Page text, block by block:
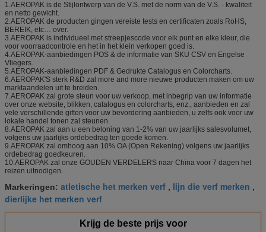
1.AEROPAK is de Stijlontwerp van de V.S. met de norm van de V.S. - kwaliteit
en netto gewicht.
2.AEROPAK de producten gingen vereiste tests en certificaten zoals RoHS,
BEREIK, etc… over.
3.AEROPAK is individueel met streepjescode voor elk punt en elke kleur, die
voor voorraadcontrole en het in het klein verkopen goed is.
4.AEROPAK-aanbiedingen POS & de informatie van SKU CSV en Engelse
Vliegers.
5.AEROPAK-aanbiedingen PDF & Gedrukte Catalogus en Colorcharts.
6.AEROPAK'S sterk R&D zal more and more nieuwe producten maken om uw
marktaandelen uit te breiden.
7.AEROPAK zal grote steun voor uw verkoop, met inbegrip van uw informatie
over onze website, blikken, catalogus en colorcharts, enz., aanbieden en zal
vele verschillende giften voor uw bevordering aanbieden, u zelfs ook voor uw
lokale handel tonen zal steunen.
8.AEROPAK zal aan u een beloning van 1-2% van uw jaarlijks salesvolumet,
volgens uw jaarlijks ordebedrag ten goede komen.
9.AEROPAK zal omhoog aan 10% OA (Open Rekening) volgens uw jaarlijks
ordebedrag goedkeuren.
10.AEROPAK zal onze GOUDEN VERDELERS naar China voor 7 dagen het
reizen uitnodigen.
Markeringen: atletische het merken verf , lijn die verf merken ,
dierlijke het merken verf
Krijg de beste prijs voor